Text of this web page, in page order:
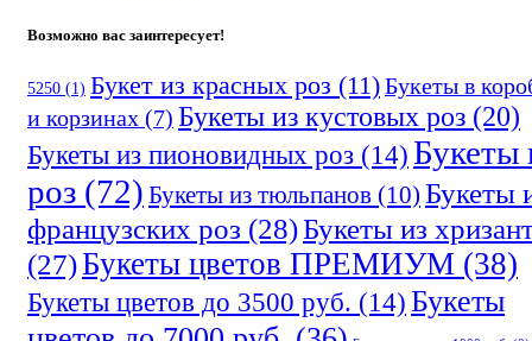
Возможно вас заинтересует!
5250 (1) Букет из красных роз (11)Букеты в
и корзинах (7) Букеты из кустовых роз (20)
Букеты из пионовидных роз (14) Букеты
роз (72) Букеты из тюльпанов (10) Букеты
французских роз (28)Букеты из
(27)Букеты цветов ПРЕМИУМ (38)
Букеты цветов до 3500 руб. (14) Букеты